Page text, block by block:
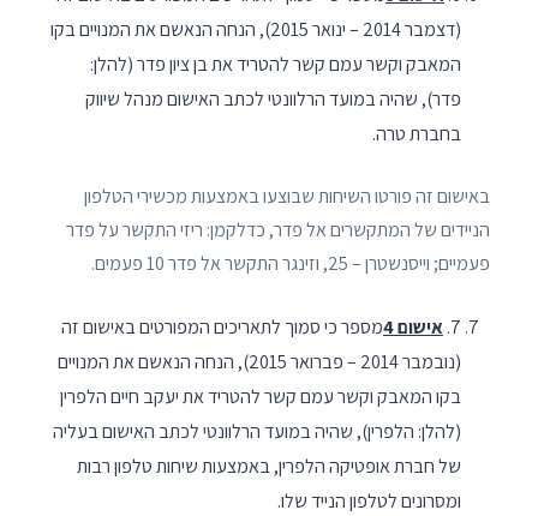
(דצמבר 2014 – ינואר 2015), הנחה הנאשם את המנויים בקו
המאבק וקשר עמם קשר להטריד את בן ציון פדר (להלן:
פדר), שהיה במועד הרלוונטי לכתב האישום מנהל שיווק
בחברת טרה.
באישום זה פורטו השיחות שבוצעו באמצעות מכשירי הטלפון
הניידים של המתקשרים אל פדר, כדלקמן: ריזי התקשר על פדר
פעמיים; וייסנשטרן – 25, וזינגר התקשר אל פדר 10 פעמים.
7. אישום 4
מספר כי סמוך לתאריכים המפורטים באישום זה
(נובמבר 2014 – פברואר 2015), הנחה הנאשם את המנויים
בקו המאבק וקשר עמם קשר להטריד את יעקב חיים הלפרין
(להלן: הלפרין), שהיה במועד הרלוונטי לכתב האישום בעליה
של חברת אופטיקה הלפרין, באמצעות שיחות טלפון רבות
ומסרונים לטלפון הנייד שלו.